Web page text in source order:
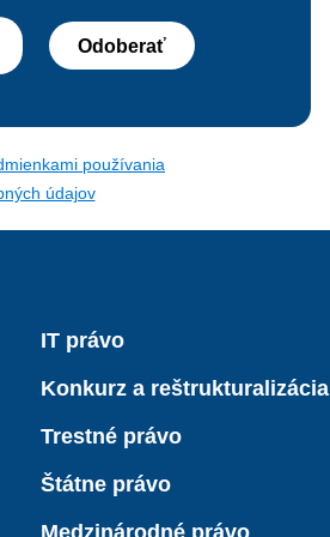
Odoberať
používania
údajov
IT právo
Konkurz a reštrukturalizácia
Trestné právo
Štátne právo